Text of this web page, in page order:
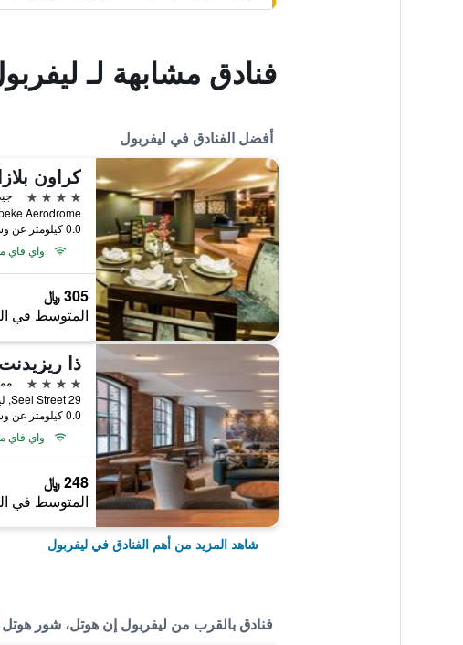
فنادق مشابهة لـ
أفضل الفنادق في ليفربول
4 نجوم
جيد
0.0 كيلومتر عن وسط المدينة
واي فاي
305 ﷼
المتوسط في
ذا
4 نجوم
29 Seel Street, ليفربول, المملكة المتحدة
0.0 كيلومتر عن وسط المدينة
واي فاي
248 ﷼
المتوسط في
شاهد المزيد من أهم الفنادق في ليفربول
فنادق بالقرب من ليفربول إن هوتل، شور